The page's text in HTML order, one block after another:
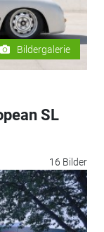
Bildergalerie
SL
16 Bilder